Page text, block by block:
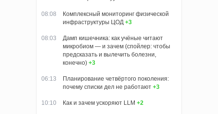
08:08
Комплексный мониторинг физической
инфраструктуры ЦОД +3
08:03
Дамп кишечника: как учёные читают
микробиом — и зачем (спойлер: чтобы
предсказать и вылечить болезни,
конечно) +3
06:13
Планирование четвёртого поколения:
почему списки дел не работают +3
10:10 Как и зачем ускоряют LLM +2